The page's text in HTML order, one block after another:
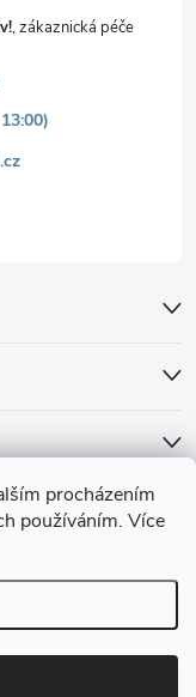
procházením
používáním. Více
práva vyhrazena.